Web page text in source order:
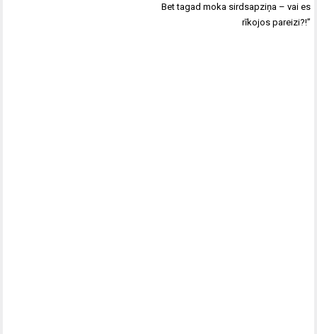
Bet tagad moka sirdsapziņa – vai es
rīkojos pareizi?!”